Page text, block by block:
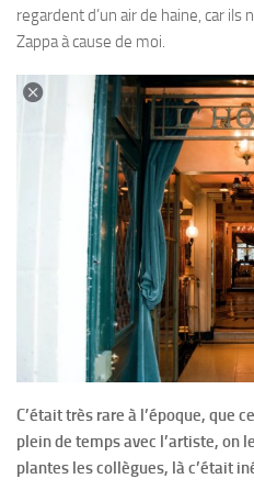
regardent d’un air de haine, car ils
Zappa à cause de moi.
C’était très rare à l’époque, que
plein de temps avec l’artiste, on
plantes les collègues, là c’était